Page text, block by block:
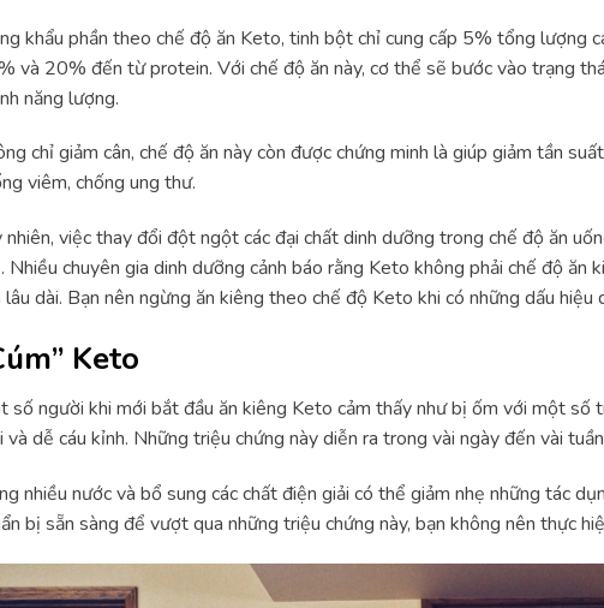
khẩu phần theo chế độ ăn Keto, tinh bột chỉ cung cấp 5% tổng lượng
và 20% đến từ protein. Với chế độ ăn này, cơ thể sẽ bước vào trạng
năng lượng.
chỉ giảm cân, chế độ ăn này còn được chứng minh là giúp giảm tần
viêm, chống ung thư.
nhiên, việc thay đổi đột ngột các đại chất dinh dưỡng trong chế độ ăn
Nhiều chuyên gia dinh dưỡng cảnh báo rằng Keto không phải chế độ ăn
lâu dài. Bạn nên ngừng ăn kiêng theo chế độ Keto khi có những dấu hiệu
Keto
số người khi mới bắt đầu ăn kiêng Keto cảm thấy như bị ốm với một số
và dễ cáu kỉnh. Những triệu chứng này diễn ra trong vài ngày đến vài
nhiều nước và bổ sung các chất điện giải có thể giảm nhẹ những tác
bị sẵn sàng để vượt qua những triệu chứng này, bạn không nên thực